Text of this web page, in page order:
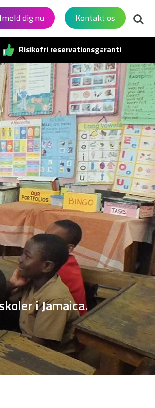
dig nu Kontakt os Søg
Risikofri reservationsgaranti
i Jamaica.